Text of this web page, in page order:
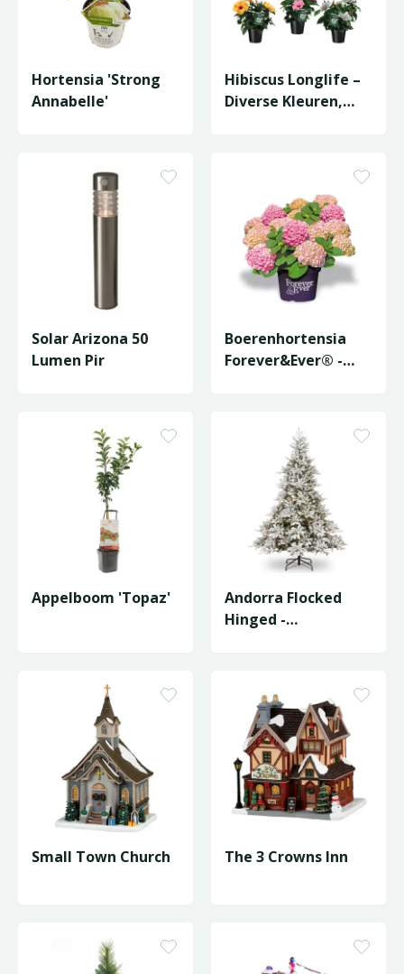
Hortensia 'Strong
Annabelle'
Hibiscus Longlife –
Diverse Kleuren,
Solar Arizona 50
Lumen Pir
Boerenhortensia
Forever&Ever® -
Appelboom 'Topaz'
Andorra Flocked
Hinged -
Small Town Church The 3 Crowns Inn